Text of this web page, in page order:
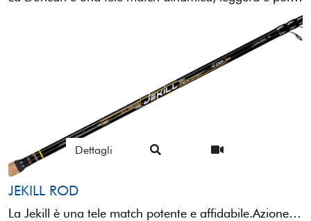
Dettagli
JEKILL ROD
La Jekill è una tele match potente e affidabile.Azione rigida in risposta, ma progressiva in fase di ...